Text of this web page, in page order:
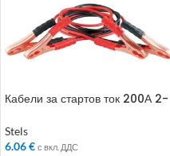
Кабели за стартов ток 200А 2-
Stels
6.06€ с вкл. ДДС